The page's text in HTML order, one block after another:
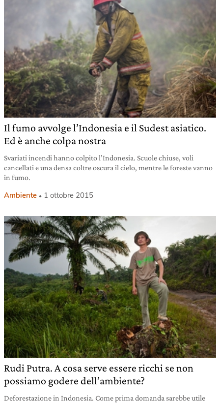
Il fumo avvolge l’Indonesia e il Sudest asiatico.
Ed è anche colpa nostra
Svariati incendi hanno colpito l’Indonesia. Scuole chiuse, voli
cancellati e una densa coltre oscura il cielo, mentre le foreste vanno
in fumo.
Ambiente 1 ottobre 2015
Rudi Putra. A cosa serve essere ricchi se non
possiamo godere dell’ambiente?
Deforestazione in Indonesia. Come prima domanda sarebbe utile